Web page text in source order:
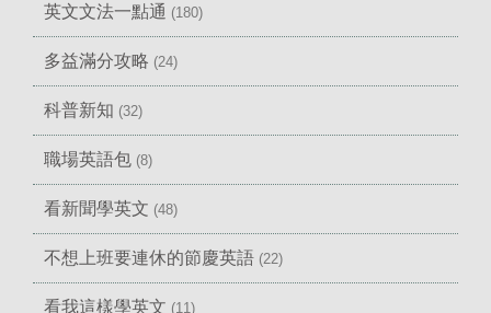
英文文法一點通 (180)
多益滿分攻略 (24)
科普新知 (32)
職場英語包 (8)
看新聞學英文 (48)
不想上班要連休的節慶英語 (22)
看我這樣學英文 (11)